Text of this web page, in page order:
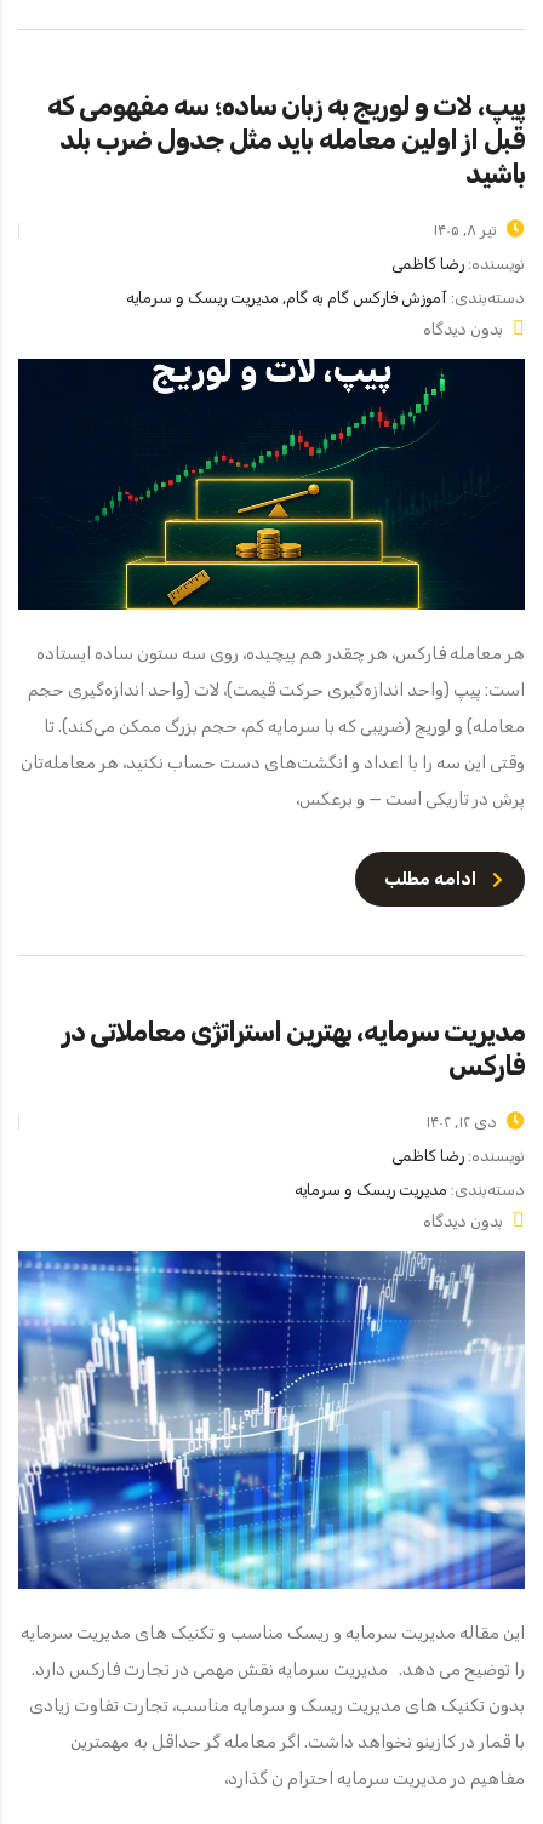
پیپ، لات و لوریج به زبان ساده؛ سه مفهومی که
قبل از اولین معامله باید مثل جدول ضرب بلد
باشید
تیر ۸, ۱۴۰۵
نویسنده: رضا کاظمی
دسته‌بندی: آموزش فارکس گام به گام, مدیریت ریسک و سرمایه
بدون دیدگاه
هر معامله فارکس، هر چقدر هم پیچیده، روی سه ستون ساده ایستاده
است: پیپ (واحد اندازه‌گیری حرکت قیمت)، لات (واحد اندازه‌گیری حجم
معامله) و لوریج (ضریبی که با سرمایه کم، حجم بزرگ ممکن می‌کند). تا
وقتی این سه را با اعداد و انگشت‌های دست حساب نکنید، هر معامله‌تان
پرش در تاریکی است — و برعکس،
ادامه مطلب
مدیریت سرمایه، بهترین استراتژی معاملاتی در
فارکس
دی ۱۲, ۱۴۰۲
نویسنده: رضا کاظمی
دسته‌بندی: مدیریت ریسک و سرمایه
بدون دیدگاه
این مقاله مدیریت سرمایه و ریسک مناسب و تکنیک های مدیریت سرمایه
را توضیح می دهد. مدیریت سرمایه نقش مهمی در تجارت فارکس دارد.
بدون تکنیک های مدیریت ریسک و سرمایه مناسب، تجارت تفاوت زیادی
با قمار در کازینو نخواهد داشت. اگر معامله گر حداقل به مهمترین
مفاهیم در مدیریت سرمایه احترام ن گذارد،